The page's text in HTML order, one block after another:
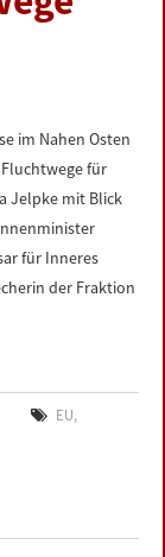
im Nahen Osten
für
Jelpke mit Blick
für Inneres
der Fraktion
EU,